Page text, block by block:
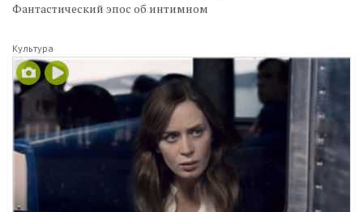
Фантастический эпос об интимном
Культура